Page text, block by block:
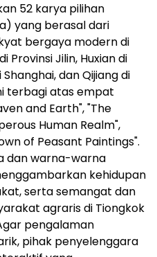
52 karya pilihan
yang berasal dari
bergaya modern di
Provinsi Jilin, Huxian di
dan Qijiang di
terbagi atas empat
and Earth", "The
Human Realm",
of Peasant Paintings".
dan warna-warna
kehidupan
serta semangat dan
agraris di Tiongkok
pengalaman
pihak penyelenggara